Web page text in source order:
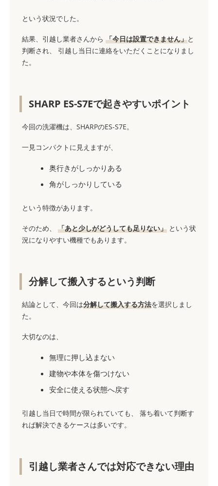
という状況でした。
結果、引越し業者さんから 「今日は設置できません」と
判断され、 引越し当日に連絡をいただくことになりまし
た。
SHARP ES-S7Eで起きやすいポイント
今回の洗濯機は、SHARPのES-S7E。
一見コンパクトに見えますが、
奥行きがしっかりある
角がしっかりしている
という特徴があります。
そのため、 「あと少しがどうしても足りない」 という状
況になりやすい機種でもあります。
分解して搬入するという判断
結論として、今回は分解して搬入する方法を選択しまし
た。
大切なのは、
無理に押し込まない
建物や本体を傷つけない
安全に使える状態へ戻す
引越し当日で時間が限られていても、 落ち着いて判断す
れば解決できるケースは多いです。
引越し業者さんでは対応できない理由